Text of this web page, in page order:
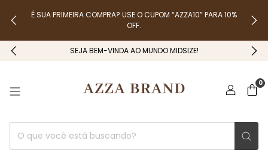
É SUA PRIMEIRA COMPRA? USE O CUPOM “AZZA10” PARA 10%
OFF.
SEJA BEM-VINDA AO MUNDO MIDSIZE!
0